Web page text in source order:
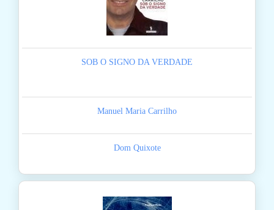
SOB O SIGNO DA VERDADE
Manuel Maria Carrilho
Dom Quixote